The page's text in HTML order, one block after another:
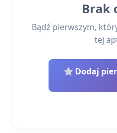
Brak
Bądź pierwszym,
tej
Dodaj